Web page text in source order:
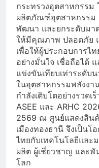
กระทรวงอุตสาหกรรม
ผลิตภัณฑ์อุตสาหกรรม
พัฒนา และยกระดับม
ให้มีคุณภาพ ปลอดภัย
เพื่อให้ผู้ประกอบการไ
อย่างมั่นใจ เชื่อถือได้
แข่งขันเทียบเท่าระดับ
ในอุตสาหกรรมพลังงา
กำลังเติบโตอย่างรวด
ASEE และ ARHC
2569 ณ ศูนย์แสดงสิน
เมืองทองธานี จึงเป็นโ
ไทยกับเทคโนโลยีและ
ผลิต ผู้เชี่ยวชาญ และพั
โลก